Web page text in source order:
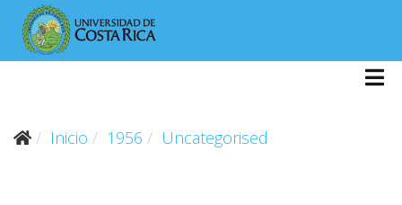
Inicio 1956 Uncategorised